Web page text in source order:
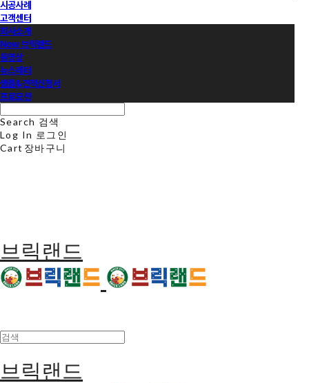
시공사례
고객센터
회사소개
Now 브릭랜드
동영상
뉴스레터
샘플&견적신청서
프로모션
Search 검색
Log In 로그인
Cart 장바구니
브릭랜드
브릭랜드